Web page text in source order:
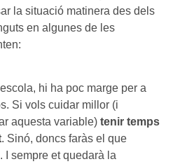
la situació matinera des dels
en algunes de les
hi ha poc marge per a
Si vols cuidar millor (i
aquesta variable) tenir temps
. Sinó, doncs faràs el que
I sempre et quedarà la